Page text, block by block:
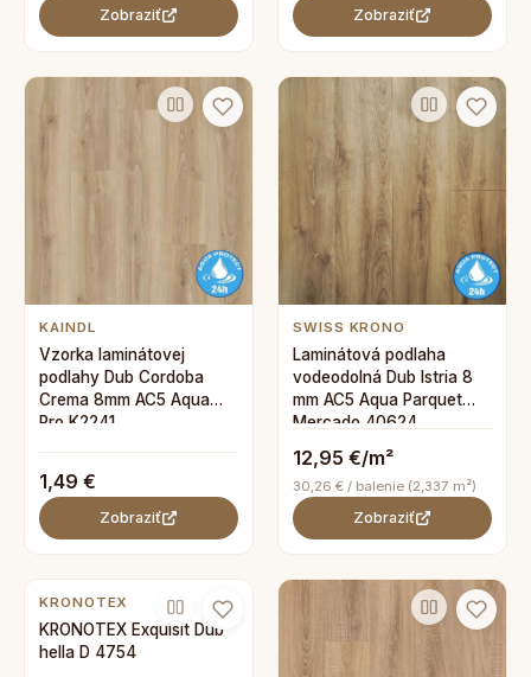
Zobraziť Zobraziť
KAINDL
Vzorka laminátovej
podlahy Dub Cordoba
Crema 8mm AC5 Aqua
Pro K2241
1,49 €
Zobraziť
SWISS KRONO
Laminátová podlaha
vodeodolná Dub Istria 8
mm AC5 Aqua Parquet
Mercado 40624
12,95 €/m²
30,26 € / balenie (2,337 m²)
Zobraziť
KRONOTEX
KRONOTEX Exquisit Dub
hella D 4754